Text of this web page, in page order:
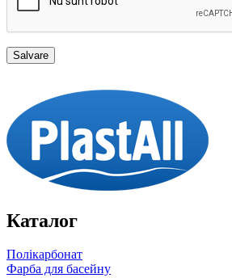
Каталог
Полікарбонат
Фарба для басейну